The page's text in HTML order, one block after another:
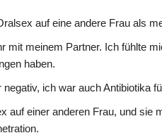
auf eine andere Frau als
mit meinem Partner. Ich fühlte
haben.
ich war auch Antibiotika
auf einer anderen Frau, und sie